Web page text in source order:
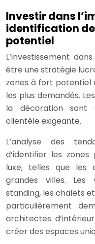
Investir dans
identification
potentiel
L’investissement
être une stratégie
zones à fort potentiel
les plus demandés.
la décoration sont
clientèle exigeante.
L’analyse des
d’identifier les
luxe, telles que les
grandes villes. Les
standing, les chalets
particulièrement
architectes
créer des espaces